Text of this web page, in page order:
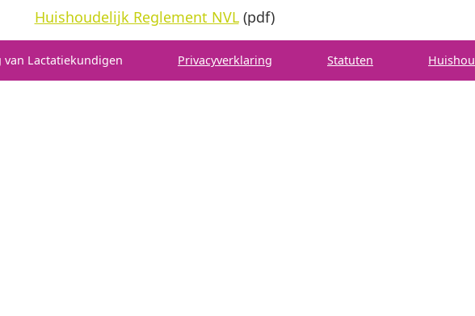
Huishoudelijk Reglement NVL(pdf)
Lactatiekundigen Privacy­verkla­ring Sta­tu­ten